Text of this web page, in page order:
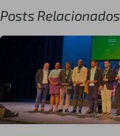
Posts Relacionados